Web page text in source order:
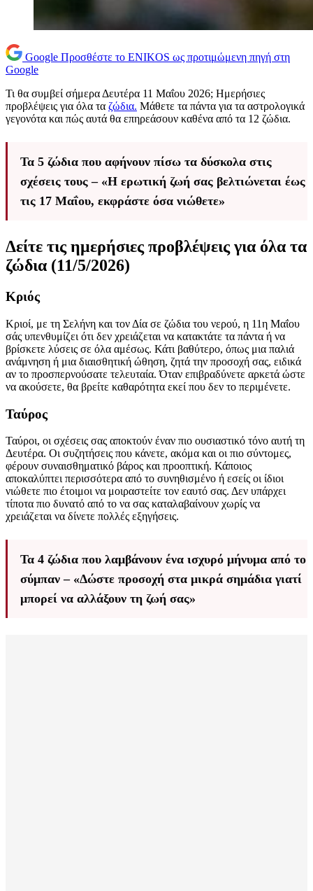
Google Προσθέστε το ENIKOS ως προτιμώμενη πηγή στη
Google
Τι θα συμβεί σήμερα Δευτέρα 11 Μαΐου 2026; Ημερήσιες
προβλέψεις για όλα τα ζώδια. Μάθετε τα πάντα για τα αστρολογικά
γεγονότα και πώς αυτά θα επηρεάσουν καθένα από τα 12 ζώδια.
Τα 5 ζώδια που αφήνουν πίσω τα δύσκολα στις
σχέσεις τους – «Η ερωτική ζωή σας βελτιώνεται έως
τις 17 Μαΐου, εκφράστε όσα νιώθετε»
Δείτε τις ημερήσιες προβλέψεις για όλα τα
ζώδια (11/5/2026)
Κριός
Κριοί, με τη Σελήνη και τον Δία σε ζώδια του νερού, η 11η Μαΐου
σάς υπενθυμίζει ότι δεν χρειάζεται να κατακτάτε τα πάντα ή να
βρίσκετε λύσεις σε όλα αμέσως. Κάτι βαθύτερο, όπως μια παλιά
ανάμνηση ή μια διαισθητική ώθηση, ζητά την προσοχή σας, ειδικά
αν το προσπερνούσατε τελευταία. Όταν επιβραδύνετε αρκετά ώστε
να ακούσετε, θα βρείτε καθαρότητα εκεί που δεν το περιμένετε.
Ταύρος
Ταύροι, οι σχέσεις σας αποκτούν έναν πιο ουσιαστικό τόνο αυτή τη
Δευτέρα. Οι συζητήσεις που κάνετε, ακόμα και οι πιο σύντομες,
φέρουν συναισθηματικό βάρος και προοπτική. Κάποιος
αποκαλύπτει περισσότερα από το συνηθισμένο ή εσείς οι ίδιοι
νιώθετε πιο έτοιμοι να μοιραστείτε τον εαυτό σας. Δεν υπάρχει
τίποτα πιο δυνατό από το να σας καταλαβαίνουν χωρίς να
χρειάζεται να δίνετε πολλές εξηγήσεις.
Τα 4 ζώδια που λαμβάνουν ένα ισχυρό μήνυμα από το
σύμπαν – «Δώστε προσοχή στα μικρά σημάδια γιατί
μπορεί να αλλάξουν τη ζωή σας»